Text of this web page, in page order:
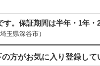
す。保証期間は半年・1年
埼玉県深谷市）
の方がお気に入り登録して